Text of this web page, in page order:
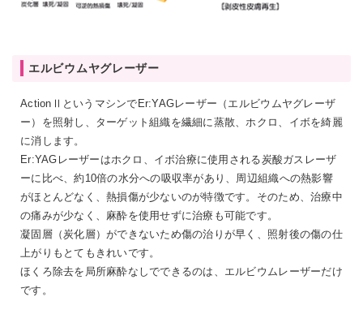
エルビウムヤグレーザー
ActionⅡというマシンでEr:YAGレーザー（エルビウムヤグレーザ
ー）を照射し、ターゲット組織を繊細に蒸散、ホクロ、イボを綺麗
に消します。
Er:YAGレーザーはホクロ、イボ治療に使用される炭酸ガスレーザ
ーに比べ、約10倍の水分への吸収率があり、周辺組織への熱影響
がほとんどなく、熱損傷が少ないのが特徴です。そのため、治療中
の痛みが少なく、麻酔を使用せずに治療も可能です。
凝固層（炭化層）ができないため傷の治りが早く、照射後の傷の仕
上がりもとてもきれいです。
ほくろ除去を局所麻酔なしでできるのは、エルビウムレーザーだけ
です。